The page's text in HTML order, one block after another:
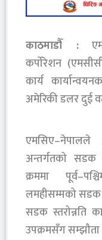
काठमाडौँ :
कर्पाेरेशन
कार्य
अमेरिकी डलर दुई
अन्तर्गतको सडक
क्रममा
लमहीसम्मको सडक
सडक स्तरोन्नति
उपक्रमसँग